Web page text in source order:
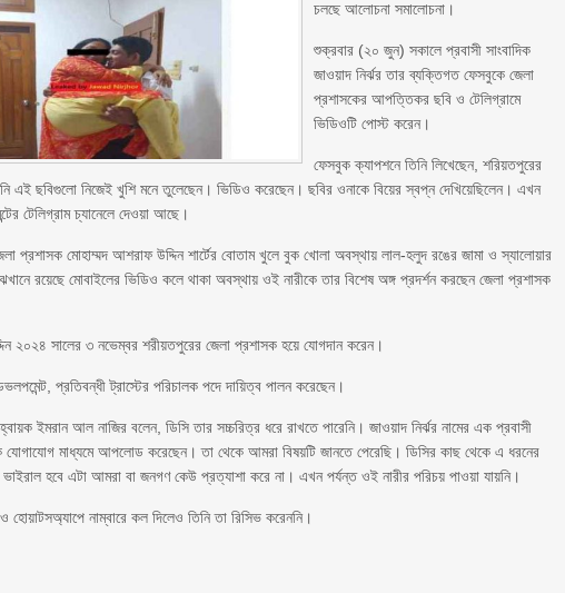
চলছে আলোচনা সমালোচনা।
শুক্রবার (২০ জুন) সকালে প্রবাসী সাংবাদিক
জাওয়াদ নির্ঝর তার ব্যক্তিগত ফেসবুকে জেলা
প্রশাসকের আপত্তিকর ছবি ও টেলিগ্রামে
ভিডিওটি পোস্ট করেন।
ফেসবুক ক্যাপশনে তিনি লিখেছেন, শরিয়তপুরের
ছবিগুলো নিজেই খুশি মনে তুলেছেন। ভিডিও করেছেন। ছবির ওনাকে বিয়ের স্বপ্ন দেখিয়েছিলেন। এখন
টেলিগ্রাম চ্যানেলে দেওয়া আছে।
প্রশাসক মোহাম্মদ আশরাফ উদ্দিন শার্টের বোতাম খুলে বুক খোলা অবস্থায় লাল-হলুদ রঙের জামা ও স্যালোয়ার
রয়েছে মোবাইলের ভিডিও কলে থাকা অবস্থায় ওই নারীকে তার বিশেষ অঙ্গ প্রদর্শন করছেন জেলা প্রশাসক
২০২৪ সালের ৩ নভেম্বর শরীয়তপুরের জেলা প্রশাসক হয়ে যোগদান করেন।
প্রতিবন্ধী ট্রাস্টের পরিচালক পদে দায়িত্ব পালন করেছেন।
ইমরান আল নাজির বলেন, ডিসি তার সচ্চরিত্র ধরে রাখতে পারেনি। জাওয়াদ নির্ঝর নামের এক প্রবাসী
যোগাযোগ মাধ্যমে আপলোড করেছেন। তা থেকে আমরা বিষয়টি জানতে পেরেছি। ডিসির কাছ থেকে এ ধরনের
হবে এটা আমরা বা জনগণ কেউ প্রত্যাশা করে না। এখন পর্যন্ত ওই নারীর পরিচয় পাওয়া যায়নি।
নাম্বারে কল দিলেও তিনি তা রিসিভ করেননি।